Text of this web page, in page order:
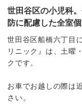
世田谷区の小児科
防に配慮した全室
世田谷区船橋六丁目
リニック』は、土曜
クです。
お車でお越しの際は
さい。